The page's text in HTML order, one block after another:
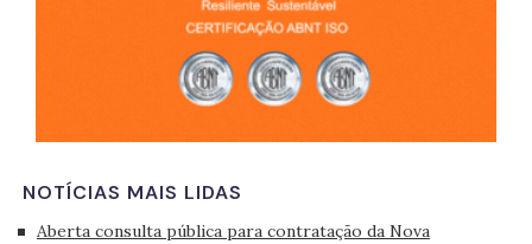
NOTÍCIAS MAIS LIDAS
Aberta consulta pública para contratação da Nova